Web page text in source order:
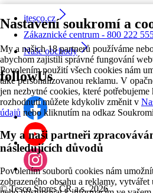
Nastavení soukromí a
My a našich 18 partnerů používáme
abychom zajistili správné fungování
Povolením použití všech cookies nám
také personalizovanou reklamu. V
jen nezbytné cookies, které
rozhodnutí můžete kdykoliv změnit v
údajů nebo kliknutím na odkaz
My a naši partneři
následujících důvodů
Povolením souborů cookies nám
zobrazeného obsahu a reklamy,
itesco.cz
Zákaznické centrum - 800 222
Naše obchody
followUs
©Tesco Stores ČR a.s. 2026